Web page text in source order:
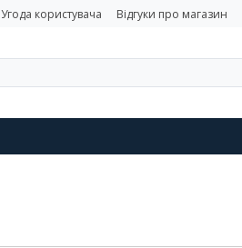
Угода користувача Відгуки про магазин